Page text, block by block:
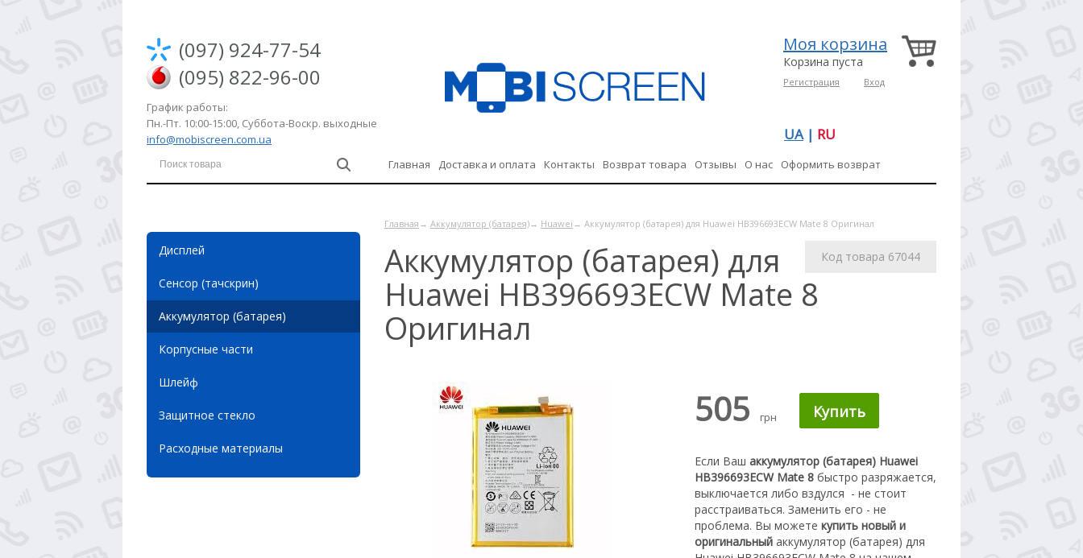
Моя корзина
Корзина пуста
Регистрация Вход
(097) 924-77-54
(095) 822-96-00
График работы:
Пн.-Пт. 10:00-15:00, Суббота-Воскр. выходные
info@mobiscreen.com.ua
UA | RU
Главная Доставка и оплата Контакты Возврат товара Отзывы О нас Оформить возврат
Главная → Аккумулятор (батарея)→ Huawei → Аккумулятор (батарея) для Huawei HB396693ECW Mate 8 Оригинал
Код товара 67044
Аккумулятор (батарея) для
Huawei HB396693ECW Mate 8
Оригинал
505 грн
Если Ваш аккумулятор (батарея) Huawei
HB396693ECW Mate 8 быстро разряжается,
выключается либо вздулся - не стоит
расстраиваться. Заменить его - не
проблема. Вы можете купить новый и
оригинальный аккумулятор (батарея) для
Дисплей
Сенсор (тачскрин)
Аккумулятор (батарея)
Корпусные части
Шлейф
Защитное стекло
Расходные материалы